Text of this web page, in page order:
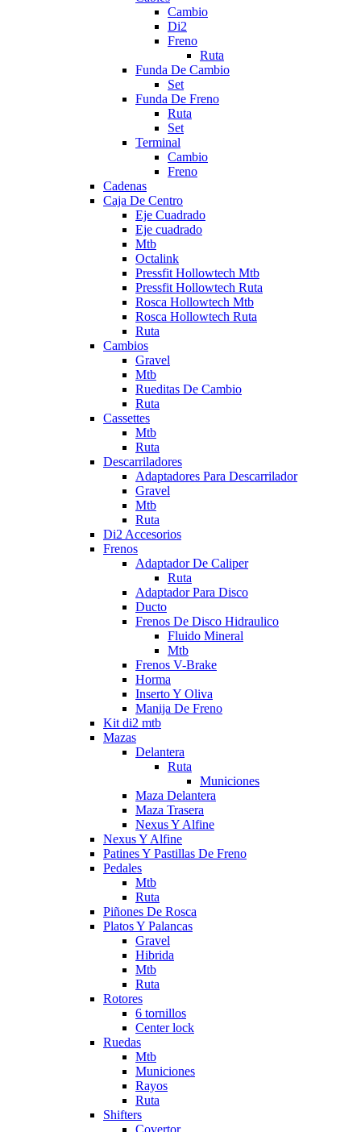
Cambio
Di2
Freno
Ruta
Funda De Cambio
Set
Funda De Freno
Ruta
Set
Terminal
Cambio
Freno
Cadenas
Caja De Centro
Eje Cuadrado
Eje cuadrado
Mtb
Octalink
Pressfit Hollowtech Mtb
Pressfit Hollowtech Ruta
Rosca Hollowtech Mtb
Rosca Hollowtech Ruta
Ruta
Cambios
Gravel
Mtb
Rueditas De Cambio
Ruta
Cassettes
Mtb
Ruta
Descarriladores
Adaptadores Para Descarrilador
Gravel
Mtb
Ruta
Di2 Accesorios
Frenos
Adaptador De Caliper
Ruta
Adaptador Para Disco
Ducto
Frenos De Disco Hidraulico
Fluido Mineral
Mtb
Frenos V-Brake
Horma
Inserto Y Oliva
Manija De Freno
Kit di2 mtb
Mazas
Delantera
Ruta
Municiones
Maza Delantera
Maza Trasera
Nexus Y Alfine
Nexus Y Alfine
Patines Y Pastillas De Freno
Pedales
Mtb
Ruta
Piñones De Rosca
Platos Y Palancas
Gravel
Hibrida
Mtb
Ruta
Rotores
6 tornillos
Center lock
Ruedas
Mtb
Municiones
Rayos
Ruta
Shifters
Covertor